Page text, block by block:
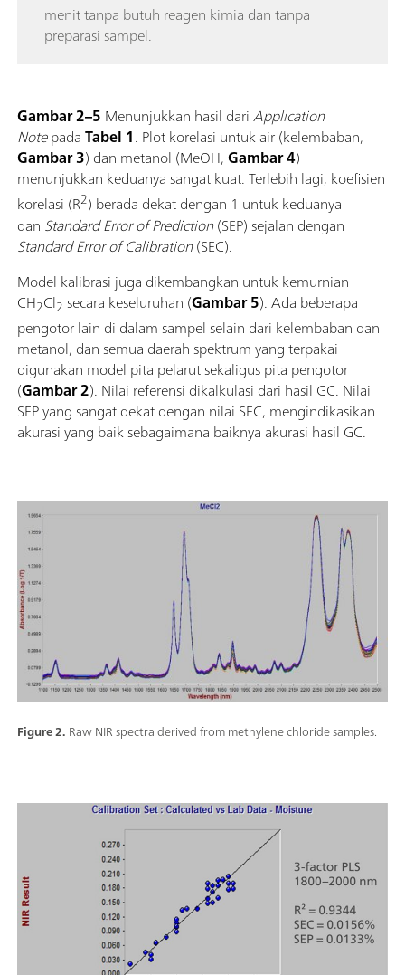
menit tanpa butuh reagen kimia dan tanpa
preparasi sampel.
Gambar 2–5 Menunjukkan hasil dariApplication
NotepadaTabel 1. Plot korelasi untuk air (kelembaban,
Gambar 3) dan metanol (MeOH,Gambar 4)
menunjukkan keduanya sangat kuat. Terlebih lagi, koefisien
korelasi (R2) berada dekat dengan 1 untuk keduanya
dan Standard Error of Prediction(SEP) sejalan dengan
Standard Error of Calibration(SEC).
Model kalibrasi juga dikembangkan untuk kemurnian
CH2Cl2 secara keseluruhan (Gambar 5). Ada beberapa
pengotor lain di dalam sampel selain dari kelembaban dan
metanol, dan semua daerah spektrum yang terpakai
digunakan model pita pelarut sekaligus pita pengotor
(Gambar 2). Nilai referensi dikalkulasi dari hasil GC. Nilai
SEP yang sangat dekat dengan nilai SEC, mengindikasikan
akurasi yang baik sebagaimana baiknya akurasi hasil GC.
Figure 2. Raw NIR spectra derived from methylene chloride samples.